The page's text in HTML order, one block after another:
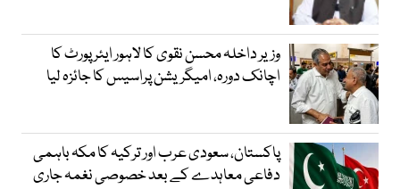
وزیر داخلہ محسن نقوی کا لاہور ایئر پورٹ کا
اچانک دورہ، امیگریشن پراسیس کا جائزہ لیا
پاکستان، سعودی عرب اور ترکیہ کا مکہ باہمی
دفاعی معاہدے کے بعد خصوصی نغمہ جاری